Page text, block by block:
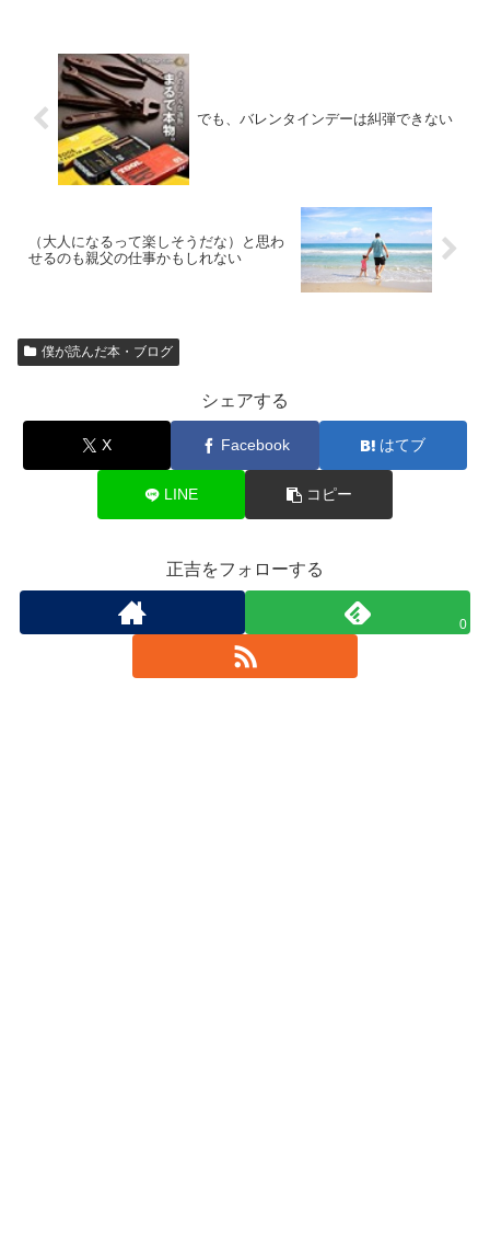
でも、バレンタインデーは糾弾できない
（大人になるって楽しそうだな）と思わ
せるのも親父の仕事かもしれない
僕が読んだ本・ブログ
シェアする
X Facebook はてブ
LINE コピー
正吉をフォローする
0